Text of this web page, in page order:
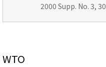
2000 Supp. No. 3,
WTO